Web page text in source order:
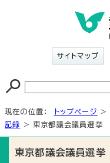
サイトマップ
現在の位置： トップページ >
記録
> 東京都議会議員選挙
東京都議会議員選挙